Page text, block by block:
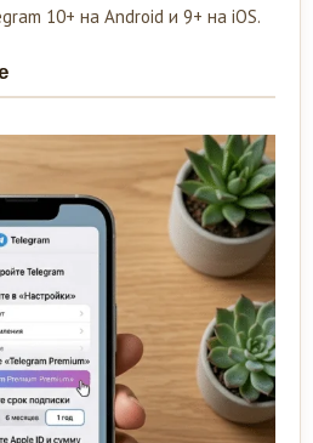
10+ на Android и 9+ на iOS.